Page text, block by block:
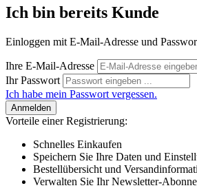
Ich bin bereits Kunde
Einloggen mit E-Mail-Adresse und
Ihre E-Mail-Adresse
Ihr Passwort
Ich habe mein Passwort vergessen.
Anmelden
Vorteile einer Registrierung:
Schnelles Einkaufen
Speichern Sie Ihre Daten und
Bestellübersicht und
Verwalten Sie Ihr Newsletter-